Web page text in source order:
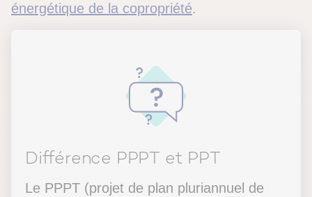
énergétique de la copropriété.
Différence PPPT et PPT
Le PPPT (projet de plan pluriannuel de